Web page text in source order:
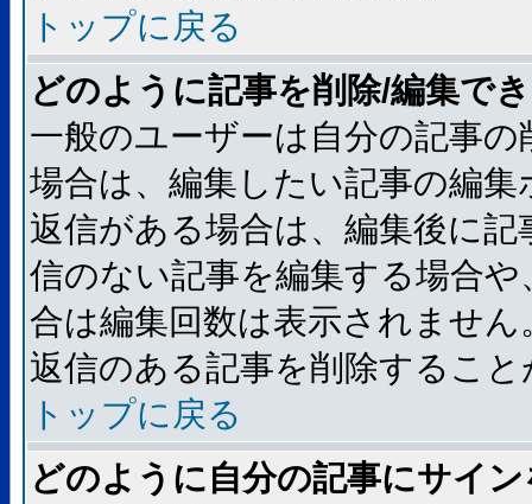
トップに戻る
どのように記事を削除/編集で
一般のユーザーは自分の記事
場合は、編集したい記事の編
返信がある場合は、編集後に
信のない記事を編集する場合
合は編集回数は表示されませ
返信のある記事を削除するこ
トップに戻る
どのように自分の記事にサイ